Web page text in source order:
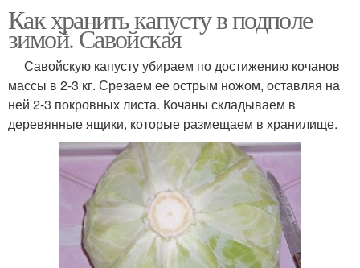
Как хранить капусту в подполе
зимой. Савойская
Савойскую капусту убираем по достижению кочанов
массы в 2-3 кг. Срезаем ее острым ножом, оставляя на
ней 2-3 покровных листа. Кочаны складываем в
деревянные ящики, которые размещаем в хранилище.